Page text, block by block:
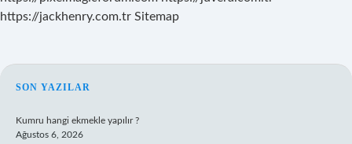
https://jackhenry.com.tr Sitemap
SIDEBAR
SON YAZILAR
Kumru hangi ekmekle yapılır ?
Ağustos 6, 2026